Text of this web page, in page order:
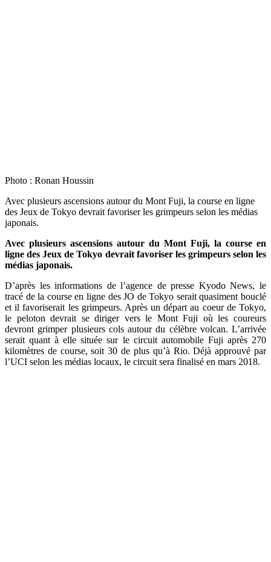
Photo : Ronan Houssin
Avec plusieurs ascensions autour du Mont Fuji, la course en ligne
des Jeux de Tokyo devrait favoriser les grimpeurs selon les médias
japonais.
Avec plusieurs ascensions autour du Mont Fuji, la course en
ligne des Jeux de Tokyo devrait favoriser les grimpeurs selon les
médias japonais.
D’après les informations de l’agence de presse Kyodo News, le
tracé de la course en ligne des JO de Tokyo serait quasiment bouclé
et il favoriserait les grimpeurs. Après un départ au coeur de Tokyo,
le peloton devrait se diriger vers le Mont Fuji où les coureurs
devront grimper plusieurs cols autour du célèbre volcan. L’arrivée
serait quant à elle située sur le circuit automobile Fuji après 270
kilomètres de course, soit 30 de plus qu’à Rio. Déjà approuvé par
l’UCI selon les médias locaux, le circuit sera finalisé en mars 2018.